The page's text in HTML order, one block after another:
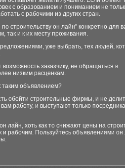
с образованием и пониманием не
с рабочими из других стран.
строительству он лайн" конкретно для
так и к их месту проживания.
уже выбрать, тех людей,
заказчику, не обращаться в
низким расценкам.
таким объявлением?
обойти строительные фирмы, и не
работу, и выступают только
лайн, хоть как то снижают цены на
и рабочим. Пользуйтесь объявлениями он